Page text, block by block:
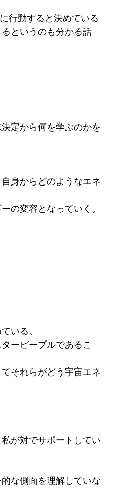
行動すると決めている
というのも分かる話
定から何を学ぶのかを
身からどのようなエネ
の変容となっていく。
いる。
ーピープルであるこ
それらがどう宇宙エネ
が対でサポートしてい
な側面を理解していな